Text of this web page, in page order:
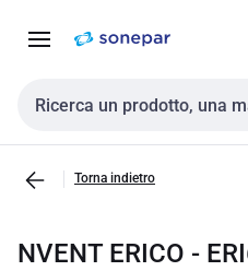
navigazione alla
Cerca input
Torna indietro
NVENT ERICO -